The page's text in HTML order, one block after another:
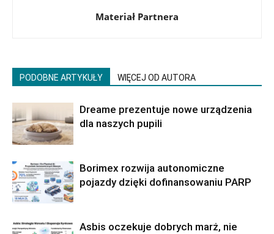
Materiał Partnera
PODOBNE ARTYKUŁY WIĘCEJ OD AUTORA
Dreame prezentuje nowe urządzenia
dla naszych pupili
Borimex rozwija autonomiczne
pojazdy dzięki dofinansowaniu PARP
Asbis oczekuje dobrych marż, nie